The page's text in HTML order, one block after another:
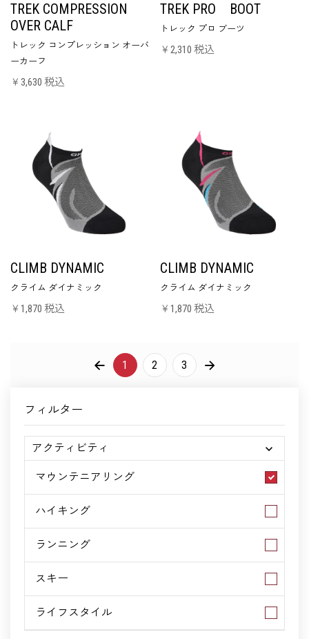
フィルター
アクティビティ
マウンテニアリング
ハイキング
ランニング
スキー
ライフスタイル
TREK COMPRESSION
OVER CALF
トレック コンプレッション オーバ
ーカーフ
￥3,630 税込
TREK PRO BOOT
トレック プロ ブーツ
￥2,310 税込
CLIMB DYNAMIC
クライム ダイナミック
￥1,870 税込
CLIMB DYNAMIC
クライム ダイナミック
￥1,870 税込
PREVIOUS
1 2 3